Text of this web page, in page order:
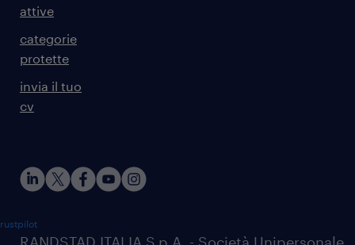
attive
categorie
protette
invia il tuo
cv